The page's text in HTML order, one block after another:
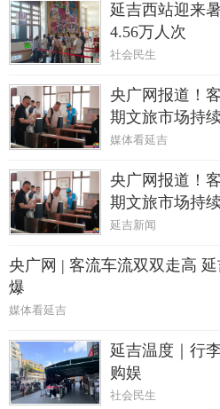
延吉西站迎来
4.56万人次
社会民生
央广网报道！
期文旅市场持
媒体看延吉
央广网报道！
期文旅市场持
延吉新闻
央广网 | 客流车流双双走高
爆
媒体看延吉
延吉温度｜行
购娱
社会民生